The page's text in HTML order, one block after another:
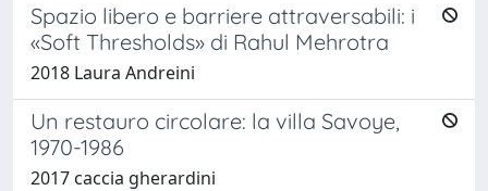
Spazio libero e barriere attraversabili: i
«Soft Thresholds» di Rahul Mehrotra
2018 Laura Andreini
Un restauro circolare: la villa Savoye,
1970-1986
2017 caccia gherardini